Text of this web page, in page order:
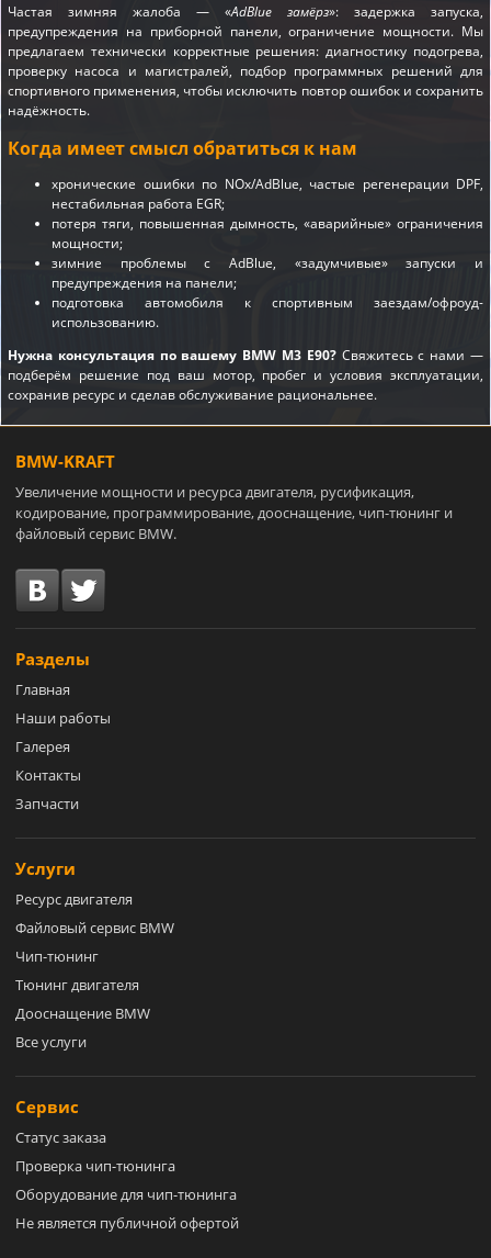
Частая зимняя жалоба — «AdBlue замёрз»: задержка запуска,
предупреждения на приборной панели, ограничение мощности. Мы
предлагаем технически корректные решения: диагностику подогрева,
проверку насоса и магистралей, подбор программных решений для
спортивного применения, чтобы исключить повтор ошибок и сохранить
надёжность.
Когда имеет смысл обратиться к нам
хронические ошибки по NOx/AdBlue, частые регенерации DPF,
нестабильная работа EGR;
потеря тяги, повышенная дымность, «аварийные» ограничения
мощности;
зимние проблемы с AdBlue, «задумчивые» запуски и
предупреждения на панели;
подготовка автомобиля к спортивным заездам/офроуд-
использованию.
Нужна консультация по вашему BMW M3 E90?Свяжитесь с нами —
подберём решение под ваш мотор, пробег и условия эксплуатации,
сохранив ресурс и сделав обслуживание рациональнее.
BMW-KRAFT
Увеличение мощности и ресурса двигателя, русификация,
кодирование, программирование, дооснащение, чип-тюнинг и
файловый сервис BMW.
Разделы
Главная
Наши работы
Галерея
Контакты
Запчасти
Услуги
Ресурс двигателя
Файловый сервис BMW
Чип-тюнинг
Тюнинг двигателя
Дооснащение BMW
Все услуги
Сервис
Статус заказа
Проверка чип-тюнинга
Оборудование для чип-тюнинга
Не является публичной офертой